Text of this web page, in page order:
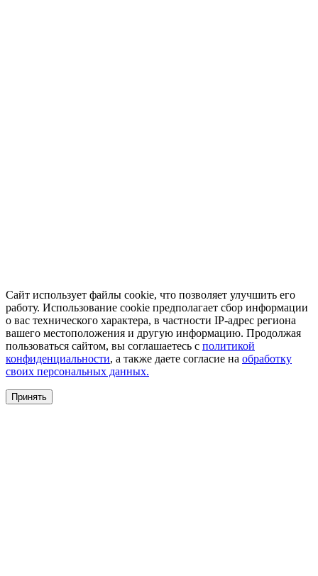
Сайт использует файлы cookie, что позволяет улучшить его
работу. Использование cookie предполагает сбор информации
о вас технического характера, в частности IP-адрес региона
вашего местоположения и другую информацию. Продолжая
пользоваться сайтом, вы соглашаетесь с политикой
конфиденциальности, а также даете согласие на обработку
своих персональных данных.
Принять